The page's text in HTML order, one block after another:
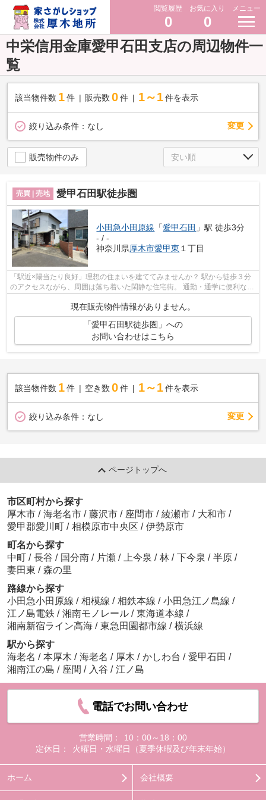
閲覧履歴
0
お気に入り
0
メニュー
中栄信用金庫愛甲石田支店の周辺物件一
覧
該当物件数 1件 販売数 0 件 1～1 件を表示
絞り込み条件： なし 変更
販売物件のみ
売買 | 売地 愛甲石田駅徒歩圏
小田急小田原線 「愛甲石田 」駅 徒歩3分
- / -
神奈川県厚木市愛甲東 １丁目
「駅近×陽当たり良好」理想の住まいを建ててみませんか？ 駅から徒歩３分
のアクセスながら、周囲は落ち着いた閑静な住宅街。 通勤・通学に便利な立
現在販売物件情報がありません。
「愛甲石田駅徒歩圏」への
お問い合わせはこちら
該当物件数 1件 空き数 0 件 1～1 件を表示
絞り込み条件： なし 変更
ページトップへ
市区町村から探す
厚木市 / 海老名市 / 藤沢市 / 座間市 / 綾瀬市 / 大和市 /
愛甲郡愛川町 / 相模原市中央区 / 伊勢原市
町名から探す
中町 / 長谷 / 国分南 / 片瀬 / 上今泉 / 林 / 下今泉 / 半原 /
妻田東 / 森の里
路線から探す
小田急小田原線 / 相模線 / 相鉄本線 / 小田急江ノ島線 /
江ノ島電鉄 / 湘南モノレール / 東海道本線 /
湘南新宿ライン高海 / 東急田園都市線 / 横浜線
駅から探す
海老名 / 本厚木 / 海老名 / 厚木 / かしわ台 / 愛甲石田 /
湘南江の島 / 座間 / 入谷 / 江ノ島
電話でお問い合わせ
営業時間：
10：00～18：00
定休日：
火曜日・水曜日（夏季休暇及び年末年始）
ホーム 会社概要